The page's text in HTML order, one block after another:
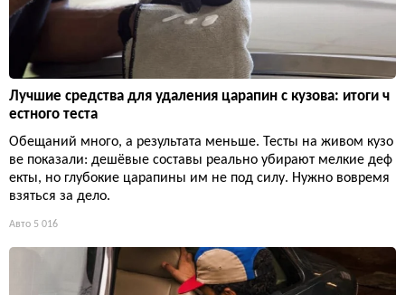
Лучшие средства для удаления царапин с кузова: итоги ч
естного теста
Обещаний много, а результата меньше. Тесты на живом кузо
ве показали: дешёвые составы реально убирают мелкие деф
екты, но глубокие царапины им не под силу. Нужно вовремя
взяться за дело.
Авто 5 016